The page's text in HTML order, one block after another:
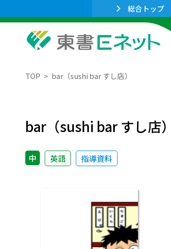
総合トップ
TOP bar（sushi bar すし店）
bar（sushi bar すし店）
中 英語 指導資料